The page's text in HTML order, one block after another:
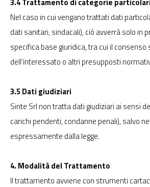
Nel caso in cui vengano trattati dati
dati sanitari, sindacali), ciò avverrà solo in
specifica base giuridica, tra cui il consenso
dell’interessato o altri presupposti
3.5 Dati giudiziari
Sinte Srl non tratta dati giudiziari ai sensi
carichi pendenti, condanne penali), salvo
espressamente dalla legge.
4. Modalità del Trattamento
Il trattamento avviene con strumenti